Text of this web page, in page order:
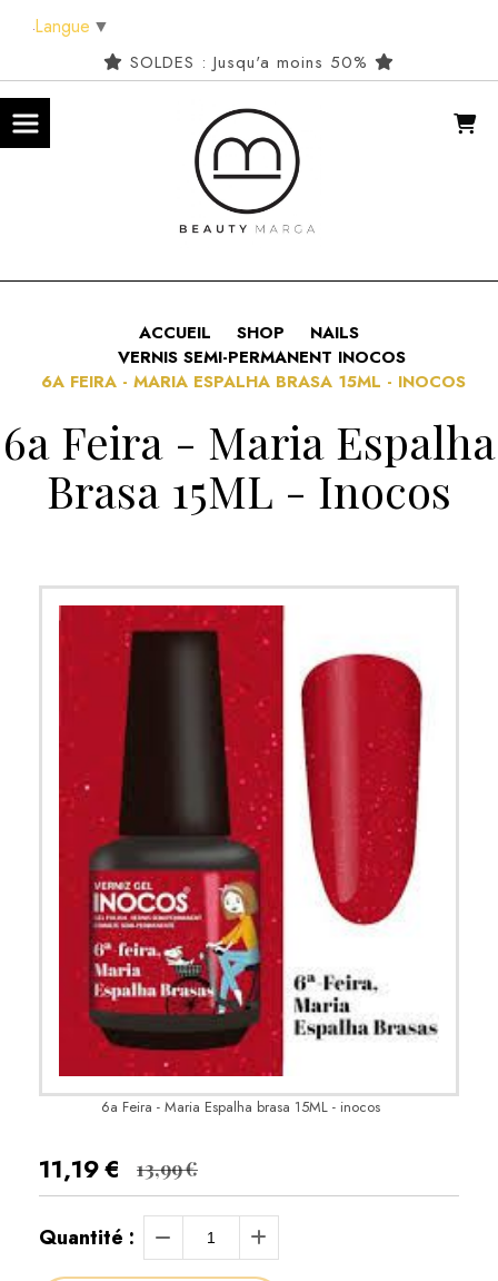
SOLDES : Jusqu'a moins 50%
ACCUEIL SHOP
NAILS
VERNIS SEMI-PERMANENT INOCOS
6A FEIRA - MARIA ESPALHA BRASA 15ML - INOCOS
6a Feira - Maria Espalha
Brasa 15ML - Inocos
6a Feira - Maria Espalha brasa 15ML - inocos
11,19€ 13,99€
Quantité :
Langue ▼